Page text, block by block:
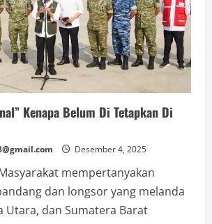
Kenapa Belum Di Tetapkan Di
Desember 4, 2025
mempertanyakan
dan longsor yang melanda
Utara, dan Sumatera Barat